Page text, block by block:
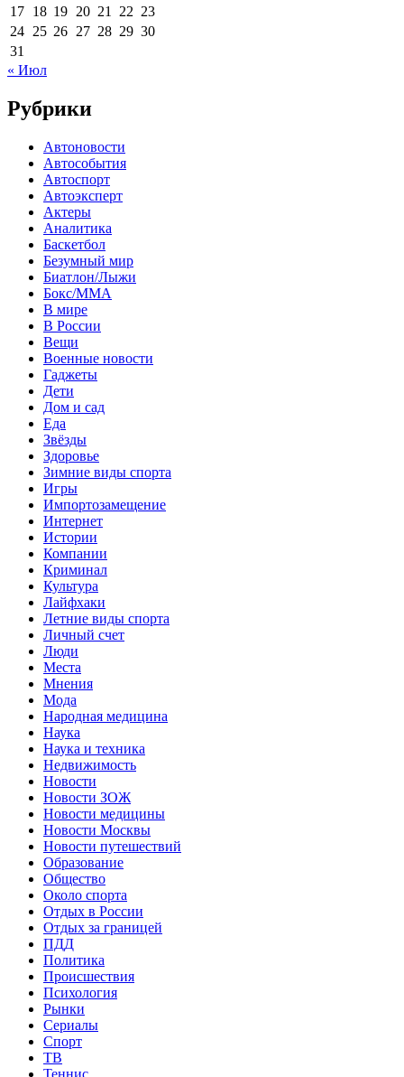
17 18 19 20 21 22 23
24 25 26 27 28 29 30
31
« Июл
Рубрики
Автоновости
Автособытия
Автоспорт
Автоэксперт
Актеры
Аналитика
Баскетбол
Безумный мир
Биатлон/Лыжи
Бокс/MMA
В мире
В России
Вещи
Военные новости
Гаджеты
Дети
Дом и сад
Еда
Звёзды
Здоровье
Зимние виды спорта
Игры
Импортозамещение
Интернет
Истории
Компании
Криминал
Культура
Лайфхаки
Летние виды спорта
Личный счет
Люди
Места
Мнения
Мода
Народная медицина
Наука
Наука и техника
Недвижимость
Новости
Новости ЗОЖ
Новости медицины
Новости Москвы
Новости путешествий
Образование
Общество
Около спорта
Отдых в России
Отдых за границей
ПДД
Политика
Происшествия
Психология
Рынки
Сериалы
Спорт
ТВ
Теннис